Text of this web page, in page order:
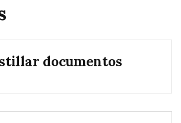
documentos